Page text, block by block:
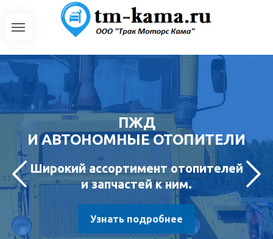
ПЖД
И АВТОНОМНЫЕ ОТОПИТЕЛИ
Широкий ассортимент отопителей
и запчастей к ним.
Узнать подробнее